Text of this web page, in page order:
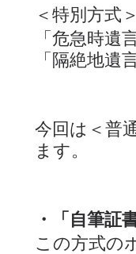
＜特別方式
「危急時遺
「隔絶地遺
今回は＜普
ます。
・「自筆証
この方式の